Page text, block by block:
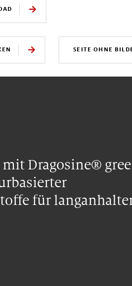
SEITE OHNE
Dragosine®
für